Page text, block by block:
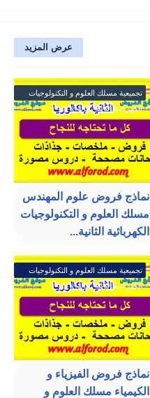
عرض المزيد
تجميعية مسلك العلوم و التكنولوجيات
الكهربائية الثانية باكالوريا
نماذج فروض علوم المهندس
مسلك العلوم و التكنولوجيات
الكهربائية الثانية...
تجميعية مسلك العلوم و التكنولوجيات
الكهربائية الثانية باكالوريا
نماذج فروض الفيزياء و
الكيمياء مسلك العلوم و